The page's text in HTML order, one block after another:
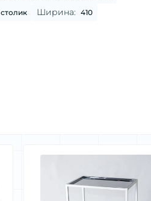
Ширина: 410